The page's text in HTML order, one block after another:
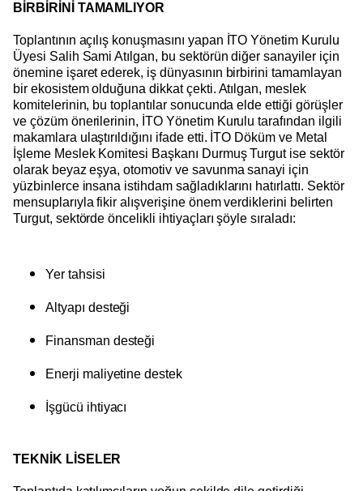
BİRBİRİNİ TAMAMLIYOR
Toplantının açılış konuşmasını yapan İTO Yönetim Kurulu
Üyesi Salih Sami Atılgan, bu sektörün diğer sanayiler için
önemine işaret ederek, iş dünyasının birbirini tamamlayan
bir ekosistem olduğuna dikkat çekti. Atılgan, meslek
komitelerinin, bu toplantılar sonucunda elde ettiği görüşler
ve çözüm önerilerinin, İTO Yönetim Kurulu tarafından ilgili
makamlara ulaştırıldığını ifade etti. İTO Döküm ve Metal
İşleme Meslek Komitesi Başkanı Durmuş Turgut ise sektör
olarak beyaz eşya, otomotiv ve savunma sanayi için
yüzbinlerce insana istihdam sağladıklarını hatırlattı. Sektör
mensuplarıyla fikir alışverişine önem verdiklerini belirten
Turgut, sektörde öncelikli ihtiyaçları şöyle sıraladı:
Yer tahsisi
Altyapı desteği
Finansman desteği
Enerji maliyetine destek
İşgücü ihtiyacı
TEKNİK LİSELER